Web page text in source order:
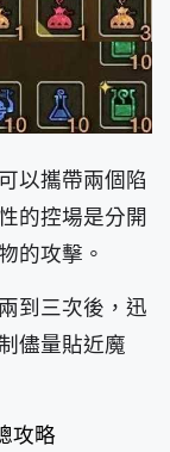
以攜帶兩個陷
的控場是分開
的攻擊。
到三次後，迅
儘量貼近魔
攻略